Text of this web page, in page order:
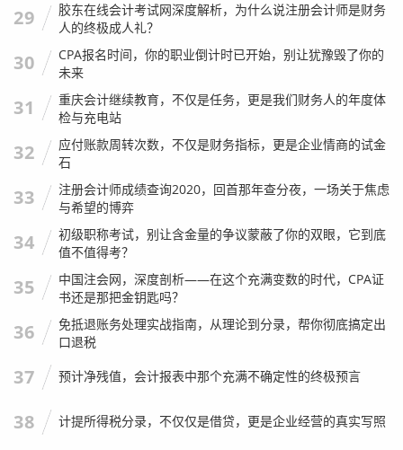
具体实例：
料采购款，发票是真的，在山西省国家税务局发票查询系统
里也能查到状态是“正常”。
在核对银行流水时,我们发现钱并没有打给发票上的销售方，
而是打给了老板的一个私人账户，进一步深挖发现，这张发
票虽然是真的，但其实是买来的“票货分离”的发票。
虽然查询系统显示“正常”，但在税务稽查眼里，这就是虚开
发票。查询结果“一致”并不代表万事大吉，它只是证明了发
票本身的存在，不代表业务的真实发生。这一点，请所有财
务人员务必牢记。
“数电票”时代，我们还需要查询吗？
票），在山西，数电票的普及率也越来越高。
29
胶东在线会计考试网深度解析，为什么说注册会计师是财务
人的终极成人礼？
30
CPA报名时间，你的职业倒计时已开始，别让犹豫毁了你的
未来
31
重庆会计继续教育，不仅是任务，更是我们财务人的年度体
检与充电站
32
应付账款周转次数，不仅是财务指标，更是企业情商的试金
石
33
注册会计师成绩查询2020，回首那年查分夜，一场关于焦虑
与希望的博弈
34
初级职称考试，别让含金量的争议蒙蔽了你的双眼，它到底
值不值得考？
35
中国注会网，深度剖析——在这个充满变数的时代，CPA证
书还是那把金钥匙吗？
36
免抵退账务处理实战指南，从理论到分录，帮你彻底搞定出
口退税
37 预计净残值，会计报表中那个充满不确定性的终极预言
38 计提所得税分录，不仅仅是借贷，更是企业经营的真实写照